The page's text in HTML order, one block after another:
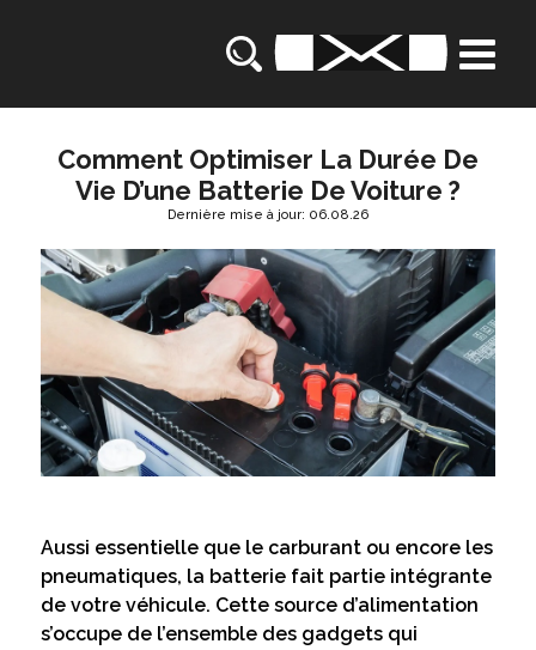
Comment Optimiser La Durée De
Vie D’une Batterie De Voiture ?
Dernière mise à jour: 06.08.26
Aussi essentielle que le carburant ou encore les
pneumatiques, la batterie fait partie intégrante
de votre véhicule. Cette source d’alimentation
s’occupe de l’ensemble des gadgets qui